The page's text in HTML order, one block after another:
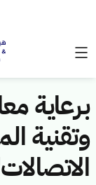
برعاية
وتقنية